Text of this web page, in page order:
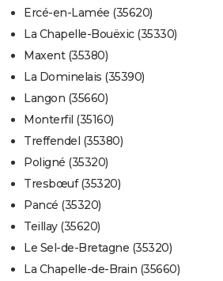
Ercé-en-Lamée (35620)
La Chapelle-Bouëxic (35330)
Maxent (35380)
La Dominelais (35390)
Langon (35660)
Monterfil (35160)
Treffendel (35380)
Poligné (35320)
Tresbœuf (35320)
Pancé (35320)
Teillay (35620)
Le Sel-de-Bretagne (35320)
La Chapelle-de-Brain (35660)